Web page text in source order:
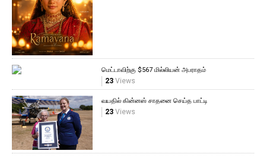
மெட்டாவிற்கு $567 மில்லியன் அபராதம்
23Views
வயதில் கின்னஸ் சாதனை செய்த பாட்டி
23Views